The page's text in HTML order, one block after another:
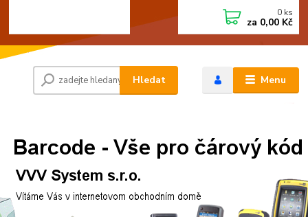
Menu
Hledat
0 ks
za 0,00 Kč